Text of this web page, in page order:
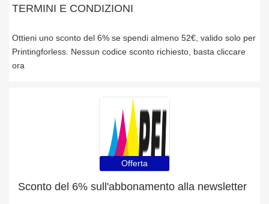
TERMINI E CONDIZIONI
Ottieni uno sconto del 6% se spendi almeno 52€, valido solo per
Printingforless. Nessun codice sconto richiesto, basta cliccare
ora
Offerta
Sconto del 6% sull'abbonamento alla newsletter